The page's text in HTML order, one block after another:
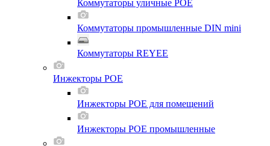
Коммутаторы уличные POE
Коммутаторы промышленные DIN mini
Коммутаторы REYEE
Инжекторы POE
Инжекторы POE для помещений
Инжекторы POE промышленные